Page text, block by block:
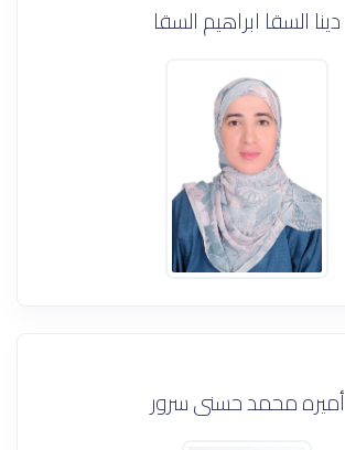
دينا السقا ابراهيم السقا
أميره محمد حسنى سرور